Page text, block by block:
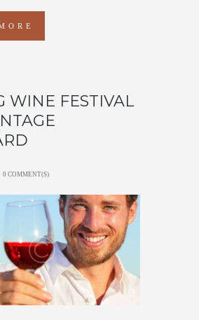
WINE FESTIVAL
0 COMMENT(S)